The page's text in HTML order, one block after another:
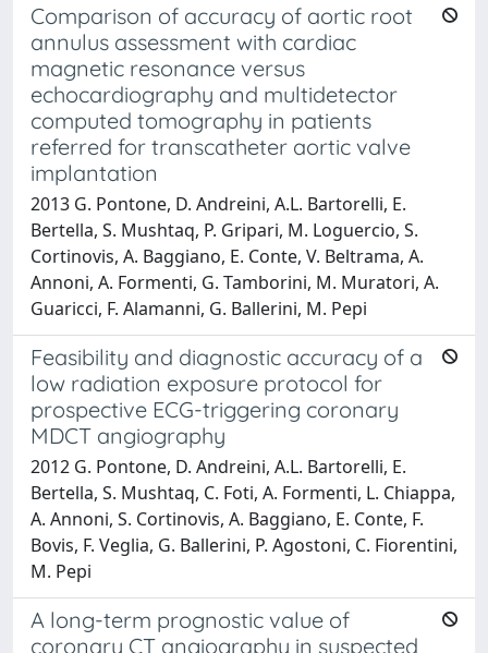
Comparison of accuracy of aortic root
annulus assessment with cardiac
magnetic resonance versus
echocardiography and multidetector
computed tomography in patients
referred for transcatheter aortic valve
implantation
2013 G. Pontone, D. Andreini, A.L. Bartorelli, E.
Bertella, S. Mushtaq, P. Gripari, M. Loguercio, S.
Cortinovis, A. Baggiano, E. Conte, V. Beltrama, A.
Annoni, A. Formenti, G. Tamborini, M. Muratori, A.
Guaricci, F. Alamanni, G. Ballerini, M. Pepi
Feasibility and diagnostic accuracy of a
low radiation exposure protocol for
prospective ECG-triggering coronary
MDCT angiography
2012 G. Pontone, D. Andreini, A.L. Bartorelli, E.
Bertella, S. Mushtaq, C. Foti, A. Formenti, L. Chiappa,
A. Annoni, S. Cortinovis, A. Baggiano, E. Conte, F.
Bovis, F. Veglia, G. Ballerini, P. Agostoni, C. Fiorentini,
M. Pepi
A long-term prognostic value of
coronary CT angiography in suspected